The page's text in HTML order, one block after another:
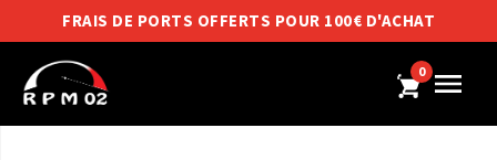
FRAIS DE PORTS OFFERTS POUR 100€ D'ACHAT
0